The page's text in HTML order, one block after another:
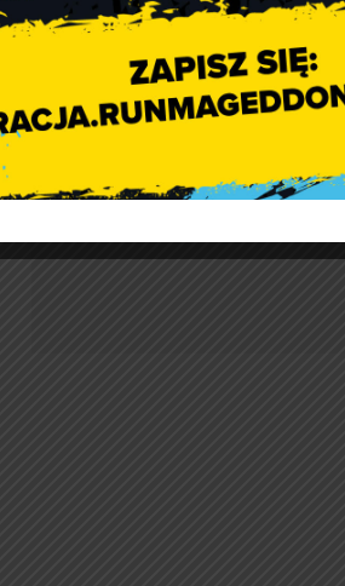
Życzenia z okazji